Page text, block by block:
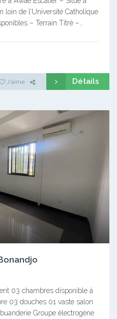
loin de l’Université Catholique
– Terrain Titré –…
J'aime Détails
03 chambres disponible à
03 douches 01 vaste salon
Groupe électrogène